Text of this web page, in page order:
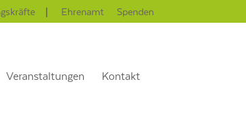
Ehrenamt Spenden
Veranstaltungen Kontakt